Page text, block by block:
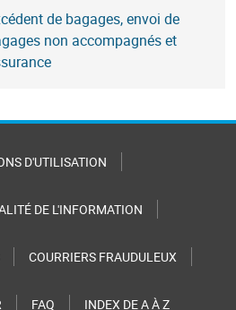
de bagages, envoi de
non accompagnés et
D'UTILISATION
DE L'INFORMATION
COURRIERS FRAUDULEUX
FAQ INDEX DE A À Z